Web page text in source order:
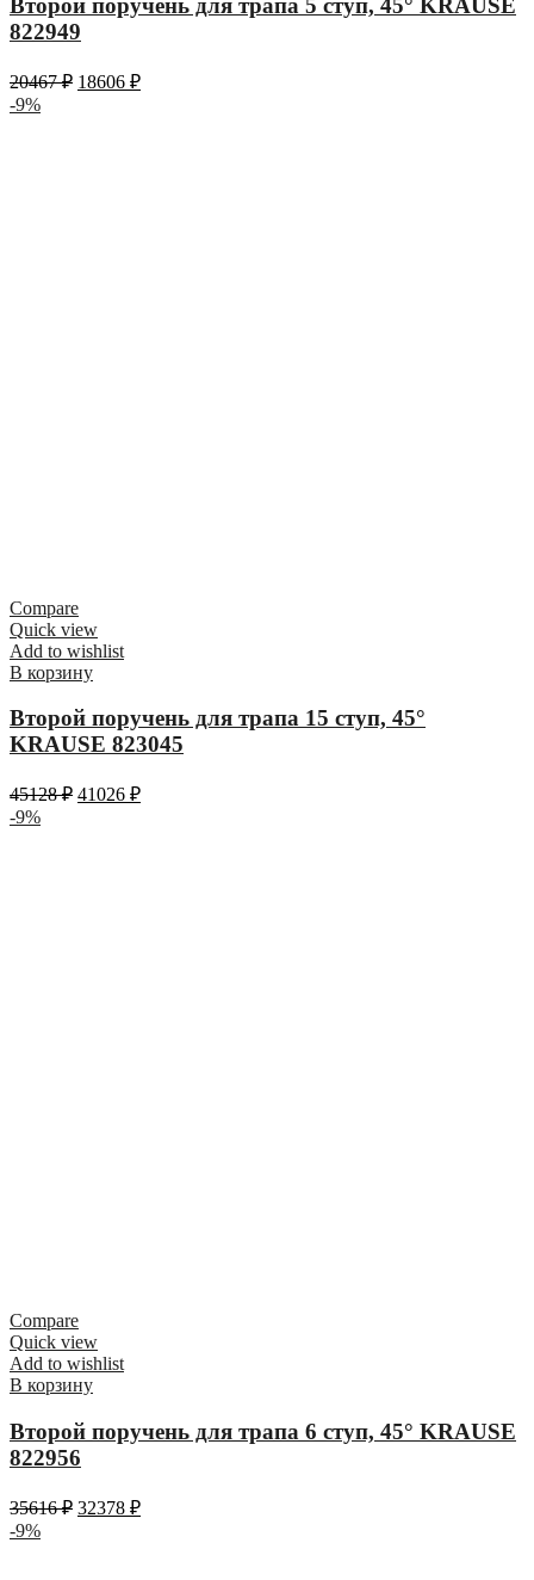
Второй поручень для трапа 5 ступ, 45° KRAUSE
822949
20467₽ 18606 ₽
-9%
Compare
Quick view
Add to wishlist
В корзину
Второй поручень для трапа 15 ступ, 45°
KRAUSE 823045
45128₽ 41026 ₽
-9%
Compare
Quick view
Add to wishlist
В корзину
Второй поручень для трапа 6 ступ, 45° KRAUSE
822956
35616₽ 32378 ₽
-9%